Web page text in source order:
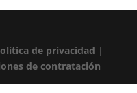
de privacidad |
de contratación